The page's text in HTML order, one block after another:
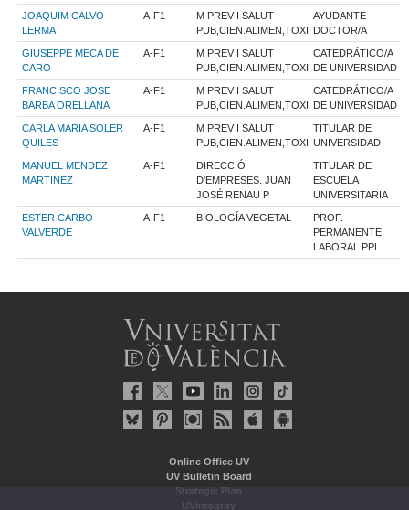
JOAQUIM CALVO
LERMA
A-F1
M PREV I SALUT
PUB,CIEN.ALIMEN,TOXI
AYUDANTE
DOCTOR/A
GIUSEPPE MECA DE
CARO
A-F1
M PREV I SALUT
PUB,CIEN.ALIMEN,TOXI
CATEDRÁTICO/A
DE UNIVERSIDAD
FRANCISCO JOSE
BARBA ORELLANA
A-F1
M PREV I SALUT
PUB,CIEN.ALIMEN,TOXI
CATEDRÁTICO/A
DE UNIVERSIDAD
CARLA MARIA SOLER
QUILES
A-F1
M PREV I SALUT
PUB,CIEN.ALIMEN,TOXI
TITULAR DE
UNIVERSIDAD
MANUEL MENDEZ
MARTINEZ
A-F1
DIRECCIÓ
D'EMPRESES. JUAN
JOSÉ RENAU P
TITULAR DE
ESCUELA
UNIVERSITARIA
ESTER CARBO
VALVERDE
A-F1 BIOLOGÍA VEGETAL
PROF.
PERMANENTE
LABORAL PPL
Online Office UV
UV Bulletin Board
Strategic Plan
UVintegrity